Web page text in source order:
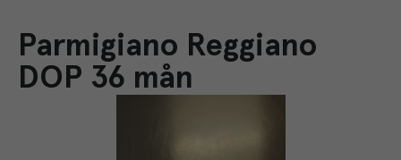
Parmigiano Reggiano
DOP 36 mån